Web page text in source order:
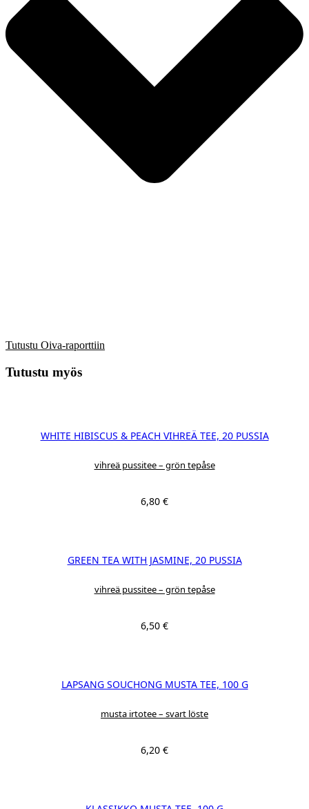
Tutustu Oiva-raporttiin
Tutustu myös
WHITE HIBISCUS & PEACH VIHREÄ TEE, 20 PUSSIA
vihreä pussitee – grön tepåse
6,80 €
GREEN TEA WITH JASMINE, 20 PUSSIA
vihreä pussitee – grön tepåse
6,50 €
LAPSANG SOUCHONG MUSTA TEE, 100 G
musta irtotee – svart löste
6,20 €